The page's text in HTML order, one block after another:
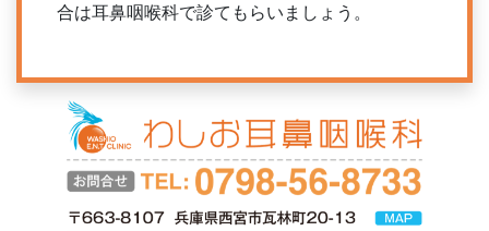
合は耳鼻咽喉科で診てもらいましょう。